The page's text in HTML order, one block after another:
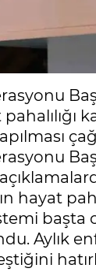
hayat
Aylık